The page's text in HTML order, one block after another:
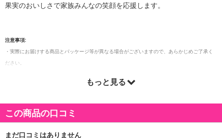
果実のおいしさで家族みんなの笑顔を応援します。
注意事項:
・実際にお届けする商品とパッケージ等が異なる場合がございますので、あらかじめご了承く
ださい。
もっと見る
この商品の口コミ